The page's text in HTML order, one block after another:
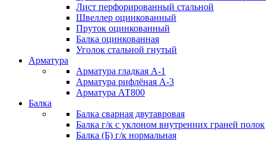
Лист перфорированный стальной
Швеллер оцинкованный
Пруток оцинкованный
Балка оцинкованная
Уголок стальной гнутый
Арматура
Арматура гладкая А-1
Арматура рифлёная А-3
Арматура АТ800
Балка
Балка сварная двутавровая
Балка г/к с уклоном внутренних граней полок
Балка (Б) г/к нормальная